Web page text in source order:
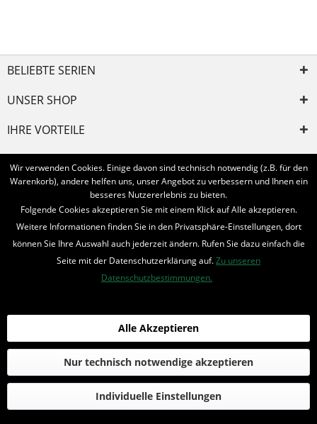
BELIEBTE SERIEN
UNSER SHOP
IHRE VORTEILE
INFORMIERT BLEIBEN
Bestellung widerrufen
* Alle Preise inkl. MwSt. und zzgl. Bearbeitungspauschale
© 2016-2022 Romantruhe - Buchversand, Joachim Otto
die profilschmiede - Internetagentur
Wir verwenden Cookies. Einige davon sind technisch notwendig (z.B. für den
Warenkorb), andere helfen uns, unser Angebot zu verbessern und Ihnen ein
besseres Nutzererlebnis zu bieten.
Folgende Cookies akzeptieren Sie mit einem Klick auf Alle akzeptieren.
Weitere Informationen finden Sie in den Privatsphäre-Einstellungen, dort
können Sie Ihre Auswahl auch jederzeit ändern. Rufen Sie dazu einfach die
Seite mit der Datenschutzerklärung auf.Zu unseren
Datenschutzbestimmungen.
Individuelle Einstellungen
Nur technisch notwendige akzeptieren
Alle Akzeptieren